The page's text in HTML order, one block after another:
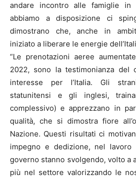
andare incontro alle famiglie
abbiamo a disposizione ci
dimostrano che, anche in
iniziato a liberare le energie
“Le prenotazioni aeree
2022, sono la testimonianza del
interesse per l’Italia. Gli
statunitensi e gli inglesi,
complessivo) e apprezzano in
qualità, che si dimostra fiore
Nazione. Questi risultati ci
impegno e dedizione, nel
governo stanno svolgendo, volto a
più nel settore valorizzando le